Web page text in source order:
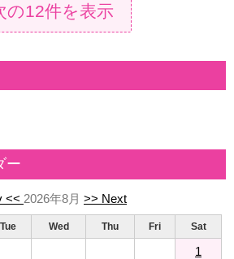
の12件を表示
ー
<< 2026年8月 >> Next
Tue Wed Thu Fri Sat
1